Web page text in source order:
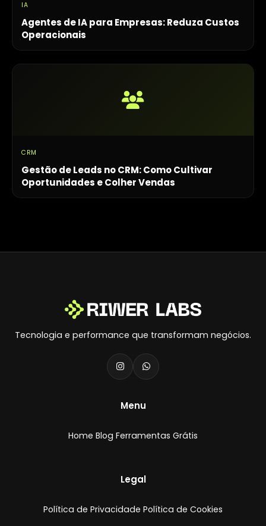
IA
Agentes de IA para Empresas: Reduza Custos
Operacionais
CRM
Gestão de Leads no CRM: Como Cultivar
Oportunidades e Colher Vendas
Tecnologia e performance que transformam negócios.
Menu
Home Blog Ferramentas Grátis
Legal
Política de Privacidade Política de Cookies